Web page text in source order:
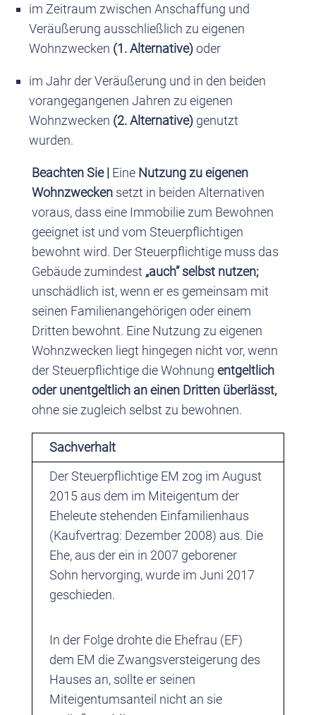
im Zeitraum zwischen Anschaffung und
Veräußerung ausschließlich zu eigenen
Wohnzwecken (1. Alternative)oder
im Jahr der Veräußerung und in den beiden
vorangegangenen Jahren zu eigenen
Wohnzwecken (2. Alternative)genutzt
wurden.
Beachten Sie | Eine Nutzung zu eigenen
Wohnzweckensetzt in beiden Alternativen
voraus, dass eine Immobilie zum Bewohnen
geeignet ist und vom Steuerpflichtigen
bewohnt wird. Der Steuerpflichtige muss das
Gebäude zumindest „auch” selbst nutzen;
unschädlich ist, wenn er es gemeinsam mit
seinen Familienangehörigen oder einem
Dritten bewohnt. Eine Nutzung zu eigenen
Wohnzwecken liegt hingegen nicht vor, wenn
der Steuerpflichtige die Wohnung entgeltlich
oder unentgeltlich an einen Dritten überlässt,
ohne sie zugleich selbst zu bewohnen.
Sachverhalt
Der Steuerpflichtige EM zog im August
2015 aus dem im Miteigentum der
Eheleute stehenden Einfamilienhaus
(Kaufvertrag: Dezember 2008) aus. Die
Ehe, aus der ein in 2007 geborener
Sohn hervorging, wurde im Juni 2017
geschieden.
In der Folge drohte die Ehefrau (EF)
dem EM die Zwangsversteigerung des
Hauses an, sollte er seinen
Miteigentumsanteil nicht an sie